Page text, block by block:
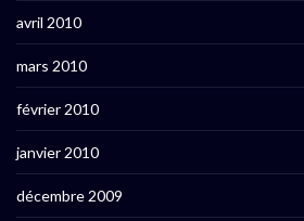
avril 2010
mars 2010
février 2010
janvier 2010
décembre 2009